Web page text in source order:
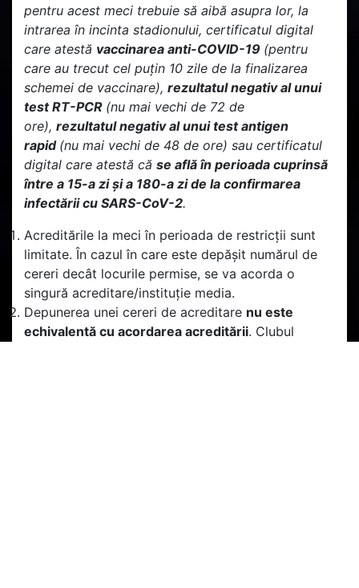
pentru acest meci trebuie să aibă asupra lor, la
intrarea în incinta stadionului, certificatul digital
care atestă vaccinarea anti-COVID-19 (pentru
care au trecut cel puțin 10 zile de la finalizarea
schemei de vaccinare), rezultatul negativ al unui
test RT-PCR (nu mai vechi de 72 de
ore), rezultatul negativ al unui test antigen
rapid (nu mai vechi de 48 de ore) sau certificatul
digital care atestă că se află în perioada cuprinsă
între a 15-a zi și a 180-a zi de la confirmarea
infectării cu SARS-CoV-2.
Acreditările la meci în perioada de restricții sunt
limitate. În cazul în care este depășit numărul de
cereri decât locurile permise, se va acorda o
singură acreditare/instituție media.
Depunerea unei cereri de acreditare nu este
echivalentă cu acordarea acreditării. Clubul